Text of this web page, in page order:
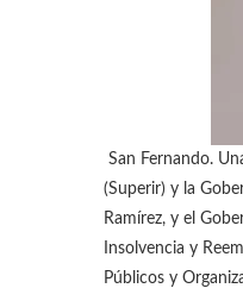
San Fernando.
(Superir) y la
Ramírez, y el
Insolvencia y
Públicos y